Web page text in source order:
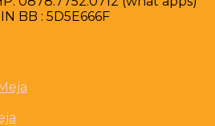
BB : 5D5E666F